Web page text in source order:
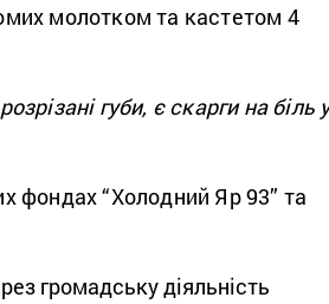
молотком та кастетом 4
губи, є скарги на біль
фондах “Холодний Яр 93” та
громадську діяльність